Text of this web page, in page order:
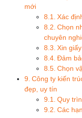
mới
Xác
Chọn
chuyên
Xin
Đảm
Chọn
Công ty kiến
đẹp, uy tín
Quy
Các